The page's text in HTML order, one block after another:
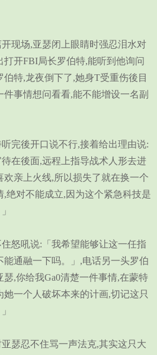
场,亚瑟闭上眼睛时强忍泪水对
开FBI局长罗伯特,能听到他询问
特,龙夜倒下了,她身T受重伤後目
事情想问看看,能不能增设一名副
後开口说不行,接着给出理由说:
待在後面,远程上指导战术人形去进
亲上火线,所以损失了就在换一个
,绝对不能成立,因为这个紧急科技是
吼说:「我希望能够让这一任指
通融一下吗。」,电话另一头罗伯
,你给我Ga0清楚一件事情,在蒙特
一个人破坏本来的计画,切记这只
忍不住骂一声法克,其实这只大